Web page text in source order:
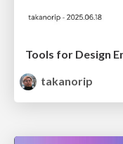
takanorip